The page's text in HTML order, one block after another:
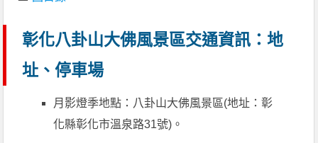
彰化八卦山大佛風景區交通資訊：地
址、停車場
月影燈季地點：八卦山大佛風景區(地址：彰
化縣彰化市溫泉路31號)。